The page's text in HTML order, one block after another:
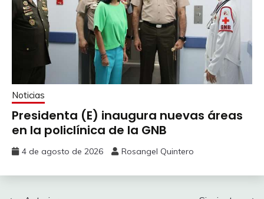
Noticias
Presidenta (E) inaugura nuevas áreas
en la policlínica de la GNB
4 de agosto de 2026 Rosangel Quintero